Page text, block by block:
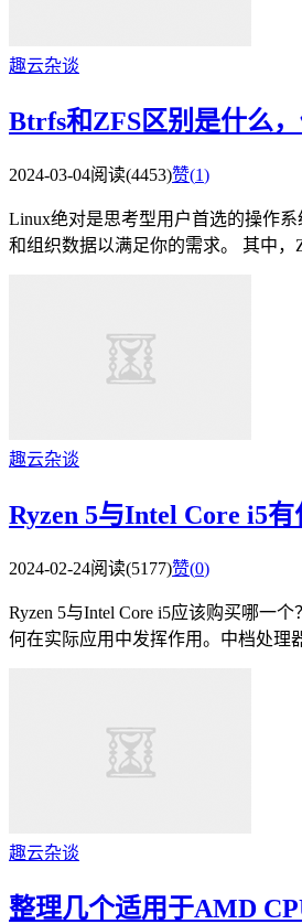
趣云杂谈
Btrfs和ZFS区别是什么，
2024-03-04阅读(4453)赞(1)
Linux绝对是思考型用户首选的操作
和组织数据以满足你的需求。 其中，
趣云杂谈
Ryzen 5与Intel Core i5有
2024-02-24阅读(5177)赞(0)
Ryzen 5与Intel Core i5应该购买哪一
何在实际应用中发挥作用。中档处理
趣云杂谈
整理几个适用于AMD